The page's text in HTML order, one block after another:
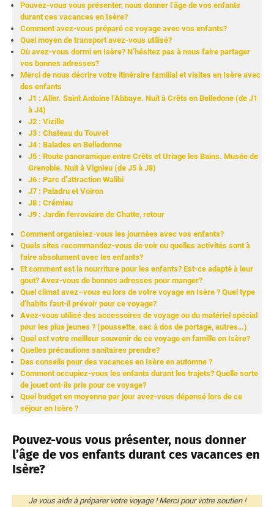
Pouvez-vous vous présenter, nous donner l’âge de vos enfants
durant ces vacances en Isère?
Comment avez-vous préparé ce voyage avec vos enfants?
Quel moyen de transport avez-vous utilisé?
Où avez-vous dormi en Isère? N’hésitez pas à nous faire partager
vos bonnes adresses?
Merci de nous décrire votre itinéraire familial et visites en Isère avec
des enfants
J1 : Aller. Saint Antoine l’Abbaye. Nuit à Crêts en Belledone (de J1
à J4)
J2 : Vizille
J3 : Chateau du Touvet
J4 : Balades en Belledonne
J5 : Route panoramique entre Crêts et Uriage les Bains. Musée de
Grenoble. Nuit à Vignieu (de J5 à J8)
J6 : Parc d’attraction Walibi
J7 : Paladru et Voiron
J8 : Crémieu
J9 : Jardin ferroviaire de Chatte, retour
Comment organisiez-vous les journées avec vos enfants?
Quels sites recommandez-vous de voir ou quelles activités sont à
faire absolument avec les enfants?
Et comment est la nourriture pour les enfants? Est-ce adapté à leur
gout? Avez-vous de bonnes adresses pour manger?
Quel climat avez–vous eu lors de votre voyage en Isère ? Quel type
d’habits faut-il prévoir pour ce voyage?
Avez-vous utilisé des accessoires de voyage ou du matériel spécial
pour les plus jeunes ? (poussette, sac à dos de portage, autres…)
Quel est votre meilleur souvenir de ce voyage en famille en Isère?
Quelles précautions sanitaires prendre?
Des conseils pour des vacances en Isère en automne ?
Comment occupiez-vous les enfants durant les trajets? Quelle sorte
de jouet ont-ils pris pour ce voyage?
Quel budget en moyenne par jour avez-vous dépensé lors de ce
séjour en Isère ?
Pouvez-vous vous présenter, nous donner
l’âge de vos enfants durant ces vacances en
Isère?
Je vous aide à préparer votre voyage ! Merci pour votre soutien !